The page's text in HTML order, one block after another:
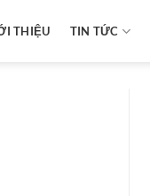
THIỆU TIN TỨC